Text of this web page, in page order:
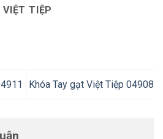
VIỆT TIỆP
Khóa Tay gạt Việt Tiệp 04908